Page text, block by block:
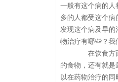
一般有这个病的人
多的人都受这个
发现这个病及早
物治疗有哪些？我
在饮食方面
的食物，还有就
以在药物治疗的